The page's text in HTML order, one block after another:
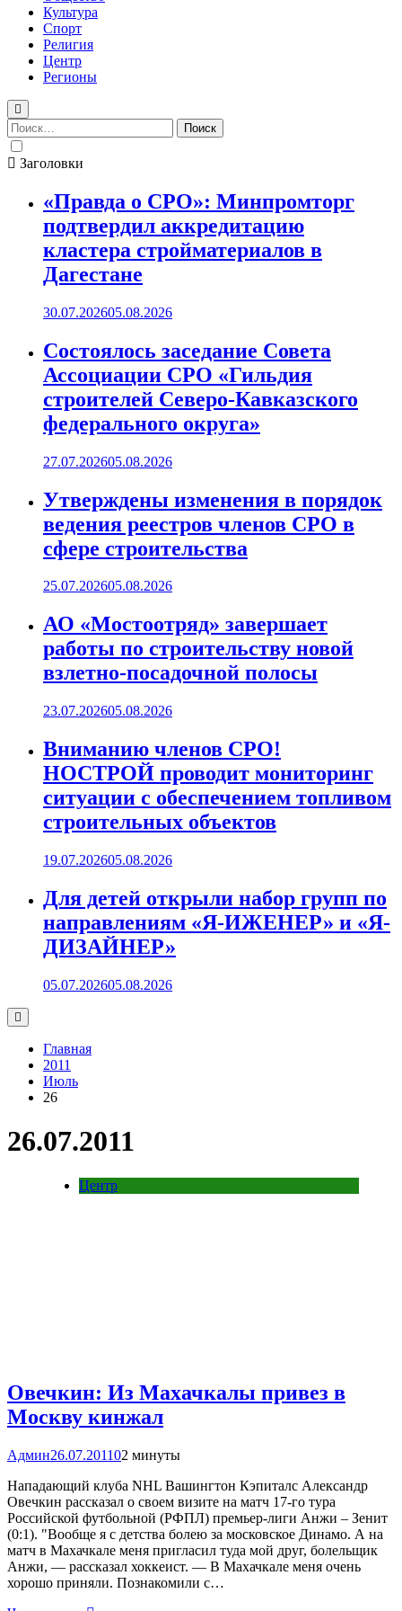
Культура
Спорт
Религия
Центр
Регионы
Найти:
Заголовки
«Правда о СРО»: Минпромторг
подтвердил аккредитацию
кластера стройматериалов в
Дагестане
30.07.202605.08.2026
Состоялось заседание Совета
Ассоциации СРО «Гильдия
строителей Северо-Кавказского
федерального округа»
27.07.202605.08.2026
Утверждены изменения в порядок
ведения реестров членов СРО в
сфере строительства
25.07.202605.08.2026
АО «Мостоотряд» завершает
работы по строительству новой
взлетно-посадочной полосы
23.07.202605.08.2026
Вниманию членов СРО!
НОСТРОЙ проводит мониторинг
ситуации с обеспечением топливом
строительных объектов
19.07.202605.08.2026
Для детей открыли набор групп по
направлениям «Я-ИЖЕНЕР» и «Я-
ДИЗАЙНЕР»
05.07.202605.08.2026
Главная
2011
Июль
26
26.07.2011
Центр
Овечкин: Из Махачкалы привез в
Москву кинжал
Админ26.07.201102 минуты
Нападающий клуба NHL Вашингтон Кэпиталс Александр
Овечкин рассказал о своем визите на матч 17-го тура
Российской футбольной (РФПЛ) премьер-лиги Анжи – Зенит
(0:1). "Вообще я с детства болею за московское Динамо. А на
матч в Махачкале меня пригласил туда мой друг, болельщик
Анжи, — рассказал хоккеист. — В Махачкале меня очень
хорошо приняли. Познакомили с…